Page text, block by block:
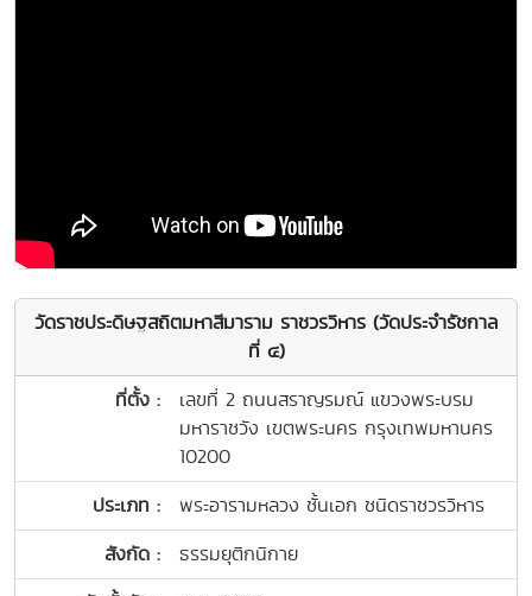
วัดราชประดิษฐสถิตมหาสีมาราม ราชวรวิหาร (วัดประจำรัชกาล
ที่ ๔)
ที่ตั้ง :
เลขที่ 2 ถนนสราญรมณ์ แขวงพระบรม
มหาราชวัง เขตพระนคร กรุงเทพมหานคร
10200
ประเภท :
พระอารามหลวง ชั้นเอก ชนิดราชวรวิหาร
สังกัด :
ธรรมยุติกนิกาย